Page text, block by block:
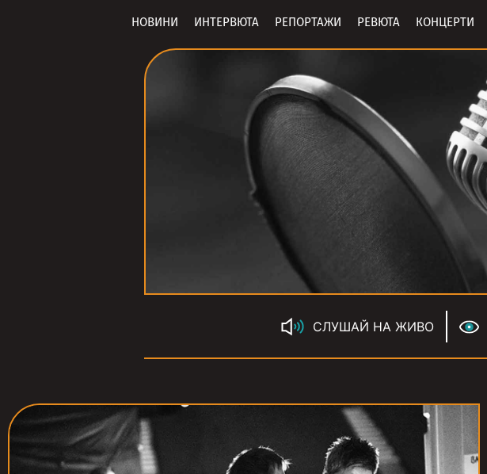
НОВИНИ ИНТЕРВЮТА РЕПОРТАЖИ РЕВЮТА КОНЦЕРТИ
СЛУШАЙ НА ЖИВО